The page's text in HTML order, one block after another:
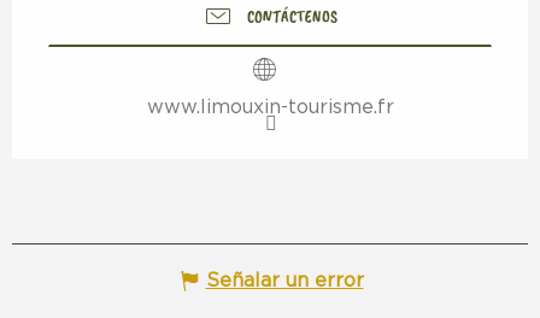
CONTÁCTENOS
www.limouxin-tourisme.fr
Señalar un error